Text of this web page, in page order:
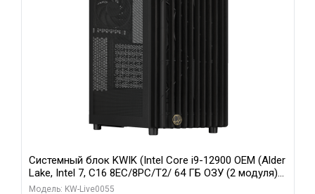
Системный блок KWIK (Intel Core i9-12900 OEM (Alder
Lake, Intel 7, C16 8EC/8PC/T2/ 64 ГБ ОЗУ (2 модуля)/
MSI RTX5080 SHADOW 3X OC 16GB GDDR7 256bit 3xDP
Модель: KW-Live0055